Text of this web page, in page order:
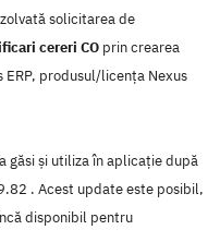
solicitarea de
cereri CO prin crearea
produsul/licenţa Nexus
găsi şi utiliza în aplicaţie după
. Acest update este posibil,
disponibil pentru